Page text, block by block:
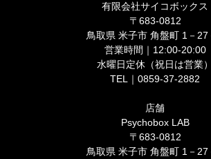
有限会社サイコボックス
〒683-0812
鳥取県 米子市 角盤町 1－27
営業時間｜12:00-20:00
水曜日定休（祝日は営業）
TEL｜0859-37-2882
店舗
Psychobox LAB
〒683-0812
鳥取県 米子市 角盤町 1－27